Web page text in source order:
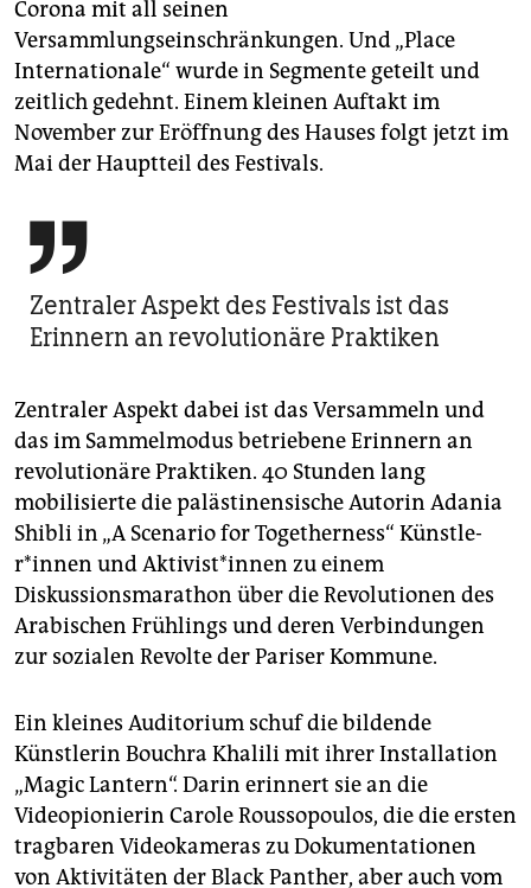
Corona mit all seinen
Versammlungseinschränkungen. Und „Place
Internationale“ wurde in Segmente geteilt und
zeitlich gedehnt. Einem kleinen Auftakt im
November zur Eröffnung des Hauses folgt jetzt im
Mai der Hauptteil des Festivals.

Zentraler Aspekt des Festivals ist das
Erinnern an revolutionäre Praktiken
Zentraler Aspekt dabei ist das Versammeln und
das im Sammelmodus betriebene Erinnern an
revolutionäre Praktiken. 40 Stunden lang
mobilisierte die palästinensische Autorin Adania
Shibli in „A Scenario for Togetherness“ Künst­le­
r*in­nen und Ak­ti­vis­t*in­nen zu einem
Diskussionsmarathon über die Revolutionen des
Arabischen Frühlings und deren Verbindungen
zur sozialen Revolte der Pariser Kommune.
Ein kleines Auditorium schuf die bildende
Künstlerin Bouchra Khalili mit ihrer Installation
„Magic Lantern“. Darin erinnert sie an die
Videopionierin Carole Roussopoulos, die die ersten
tragbaren Videokameras zu Dokumentationen
von Aktivitäten der Black Panther, aber auch vom